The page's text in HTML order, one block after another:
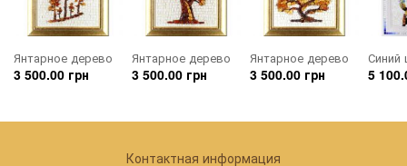
Янтарное дерево
3 500.00 грн
Янтарное дерево
3 500.00 грн
Янтарное дерево
3 500.00 грн
Синий
5
Контактная информация